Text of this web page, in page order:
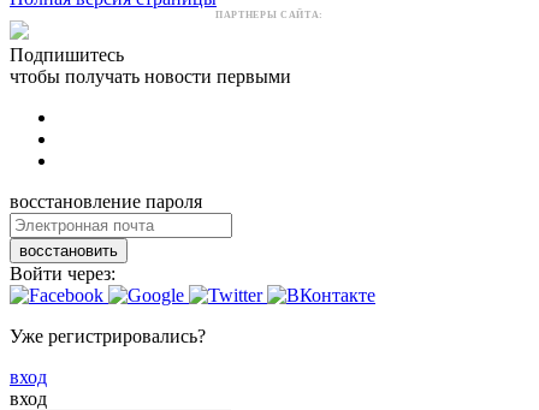
ПАРТНЕРЫ САЙТА:
Подпишитесь
чтобы получать новости первыми
восстановление пароля
восстановить
Войти через:
Уже регистрировались?
вход
вход